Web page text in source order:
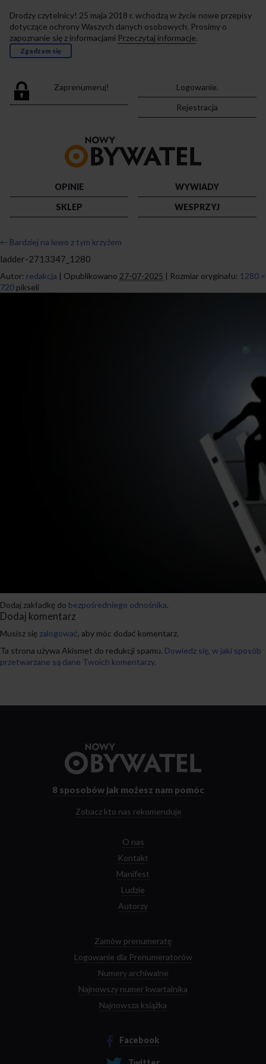
Drodzy czytelnicy! 25 maja 2018 r. wchodzą w życie nowe przepisy
dotyczące ochrony Waszych danych osobowych. Prosimy o
zapoznanie się z informacjami Przeczytaj informacje.
Zgadzam się
Zaprenumeruj!
Logowanie.
Rejestracja
strony
OPINIE
WYWIADY
SKLEP
WESPRZYJ
← Bardziej na lewo z tym krzyżem
ladder-2713347_1280
Autor: redakcja | Opublikowano 27-07-2025 | Rozmiar oryginału: 1280 ×
720 pikseli
Dodaj zakładkę do bezpośredniego odnośnika.
Dodaj komentarz
Musisz się zalogować, aby móc dodać komentarz.
Ta strona używa Akismet do redukcji spamu. Dowiedz się, w jaki sposób
przetwarzane są dane Twoich komentarzy.
strony
8 sposobów jak możesz nam pomóc
Zobacz kto nas rekomenduje
O nas
Kontakt
Manifest
Ludzie
Autorzy
Zamów prenumeratę
Logowanie dla Prenumeratorów
Numery archiwalne
Najnowszy numer kwartalnika
Najnowsza książka
Facebook